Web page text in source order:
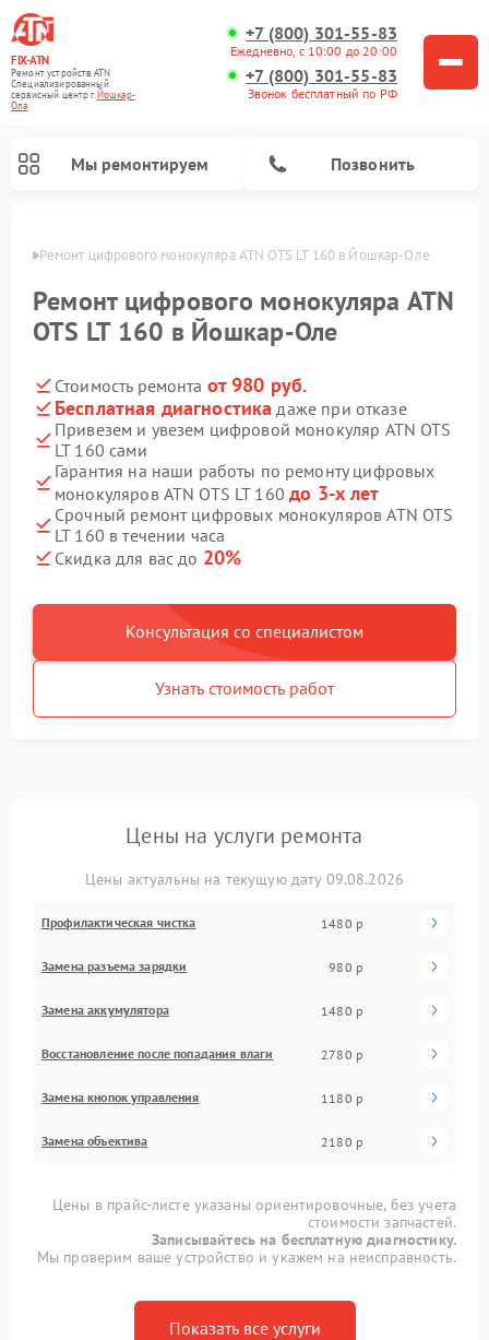
FIX-ATN
Ремонт устройств ATN
Специализированный
cервисный центр г.Йошкар-
Ола
+7 (800) 301-55-83
Ежедневно, с 10:00 до 20:00
+7 (800) 301-55-83
Звонок бесплатный по РФ
Мы ремонтируем Позвонить
Ремонт цифрового монокуляра ATN OTS LT 160 в Йошкар-Оле
Ремонт цифрового монокуляра ATN
OTS LT 160 в Йошкар-Оле
Стоимость ремонта от 980 руб.
Бесплатная диагностика даже при отказе
Привезем и увезем цифровой монокуляр ATN OTS
LT 160 сами
Гарантия на наши работы по ремонту цифровых
монокуляров ATN OTS LT 160до 3-х лет
Срочный ремонт цифровых монокуляров ATN OTS
LT 160 в течении часа
Скидка для вас до 20%
Консультация со специалистом
Узнать стоимость работ
Цены на услуги ремонта
Цены актуальны на текущую дату 09.08.2026
Профилактическая чистка 1480 р
Замена разъема зарядки 980 р
Замена аккумулятора 1480 р
Восстановление после попадания влаги 2780 р
Замена кнопок управления 1180 р
Замена объектива 2180 р
Цены в прайс-листе указаны ориентировочные, без учета
стоимости запчастей.
Записывайтесь на бесплатную диагностику.
Мы проверим ваше устройство и укажем на неисправность.
Показать все услуги